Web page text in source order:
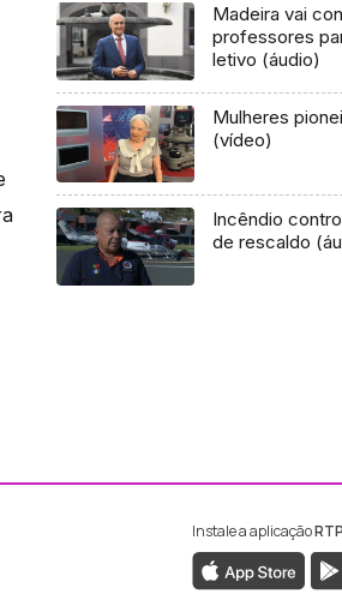
Madeira vai
professores
letivo (áudio)
Mulheres
(vídeo)
Incêndio
de rescaldo
da RTP
Instagram da RTP
Instale a aplicação